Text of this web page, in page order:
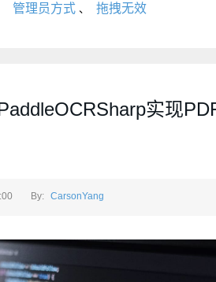
管理员方式 、 拖拽无效
实现
By: CarsonYang